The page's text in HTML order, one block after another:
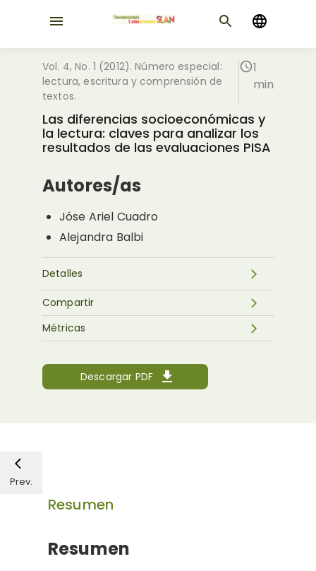
Vol. 4, No. 1 (2012). Número especial:
lectura, escritura y comprensión de
textos.
1
min
Las diferencias socioeconómicas y
la lectura: claves para analizar los
resultados de las evaluaciones PISA
Autores/as
Jóse Ariel Cuadro
Alejandra Balbi
Detalles
Descargar PDF
Métricas
Compartir
Prev.
Resumen
Resumen